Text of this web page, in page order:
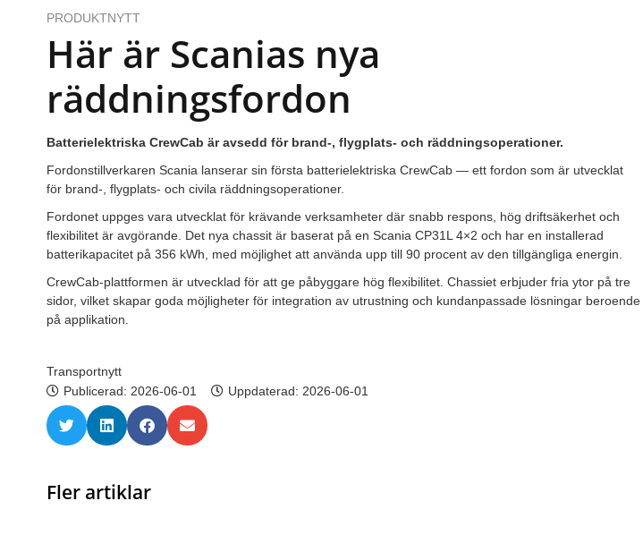
PRODUKTNYTT
Här är Scanias nya
räddningsfordon
Batterielektriska CrewCab är avsedd för brand-, flygplats- och räddningsoperationer.
Fordonstillverkaren Scania lanserar sin första batterielektriska CrewCab — ett fordon som är utvecklat
för brand-, flygplats- och civila räddningsoperationer.
Fordonet uppges vara utvecklat för krävande verksamheter där snabb respons, hög driftsäkerhet och
flexibilitet är avgörande. Det nya chassit är baserat på en Scania CP31L 4×2 och har en installerad
batterikapacitet på 356 kWh, med möjlighet att använda upp till 90 procent av den tillgängliga energin.
CrewCab-plattformen är utvecklad för att ge påbyggare hög flexibilitet. Chassiet erbjuder fria ytor på tre
sidor, vilket skapar goda möjligheter för integration av utrustning och kundanpassade lösningar beroende
på applikation.
Transportnytt
Publicerad: 2026-06-01 Uppdaterad: 2026-06-01
Fler artiklar